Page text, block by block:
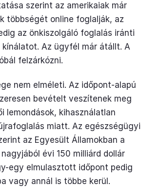
szerint az amerikaiak már
többségét online foglalják, az
az önkiszolgáló foglalás iránti
kínálatot. Az ügyfél már átállt. A
felzárkózni.
nem elméleti. Az időpont-alapú
bevételt veszítenek meg
lemondások, kihasználatlan
miatt. Az egészségügyi
az Egyesült Államokban a
évi 150 milliárd dollár
egy elmulasztott időpont pedig
vagy annál is többe kerül.